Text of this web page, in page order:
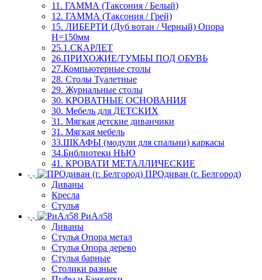
11. ГАММА (Таксония / Белый)
12. ГАММА (Таксония / Грей)
15. ЛИБЕРТИ (Дуб вотан / Черный) Опора
Н=150мм
25.1.СКАРЛЕТ
26.ПРИХОЖИЕ/ТУМБЫ ПОД ОБУВЬ
27.Компьютерные столы
28. Столы Туалетные
29. Журнальные столы
30. КРОВАТНЫЕ ОСНОВАНИЯ
30. Мебель для ДЕТСКИХ
31. Мягкая детские диванчики
31. Мягкая мебель
33.ШКАФЫ (модули для спальни) каркасы
34.Библиотеки НЬЮ
41. КРОВАТИ МЕТАЛЛИЧЕСКИЕ
ПРОдиван (г. Белгород)
Диваны
Кресла
Стулья
РиАл58
Диваны
Стулья Опора метал
Стулья Опора дерево
Стулья барные
Столики разные